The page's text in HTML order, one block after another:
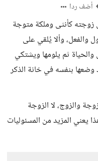
أضف ردا
كأنثى وملكة متوجة
والفعل، وألا يُلقي على
والحياة ثم يلومها ويشتكي
وضعها بنفسه في خانة الذكر
والزوج، لا الزوجة
يعني المزيد من المسئوليات